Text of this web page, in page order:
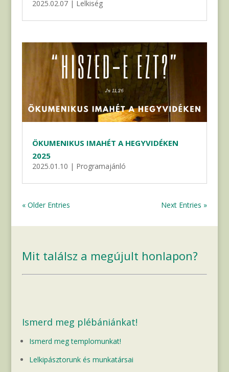
2025.02.07| Lelkiség
ÖKUMENIKUS IMAHÉT A HEGYVIDÉKEN
2025
2025.01.10 | Programajánló
« Older Entries Next Entries »
Mit találsz a megújult honlapon?
Ismerd meg plébániánkat!
Ismerd meg templomunkat!
Lelkipásztorunk és munkatársai